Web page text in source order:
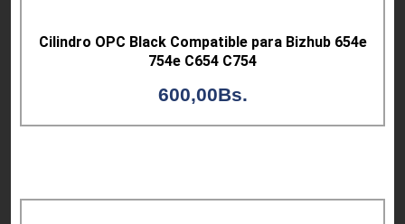
Cilindro OPC Black Compatible para Bizhub 654e
754e C654 C754
600,00Bs.